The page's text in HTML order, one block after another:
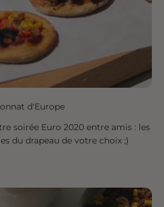
d'Europe
soirée Euro 2020 entre amis : les
du drapeau de votre choix ;)